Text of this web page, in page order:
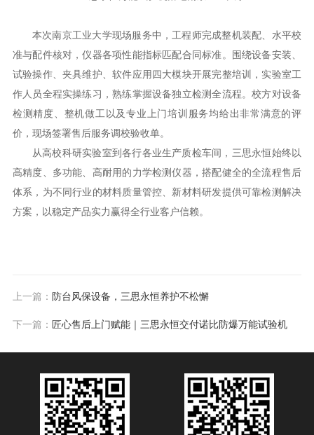
本次南京工业大学现场服务中，工程师完成整机装配、水平校
准与配件核对，仪器各项性能指标匹配合同标准。围绕设备安装、
试验操作、夹具维护、软件应用四大模块开展完整培训，实验室工
作人员全程实操练习，熟练掌握设备独立检测全流程。校方对设备
检测精度、整机做工以及专业上门培训服务均给出非常满意的评
价，现场签署售后服务调校验收单。
从高校科研实验室到各行各业生产质检车间，三思永恒始终以
高精度、多功能、高耐用的力学检测仪器，搭配健全的全流程售后
体系，为不同行业的材料质量管控、新材料研发提供可靠检测解决
方案，以稳定产品实力赢得全行业客户信赖。
上一篇： 防台风保设备，三思永恒养护不松懈
下一篇： 匠心售后上门赋能｜三思永恒交付诺比防爆万能试验机